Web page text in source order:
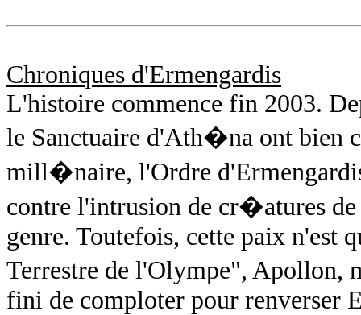
Chroniques d'Ermengardis
L'histoire commence fin 2003.
le Sanctuaire d'Ath�na ont bien
mill�naire, l'Ordre
contre l'intrusion de cr�atures
genre. Toutefois, cette paix n'est
Terrestre de l'Olympe", Apollon,
fini de comploter pour renverser